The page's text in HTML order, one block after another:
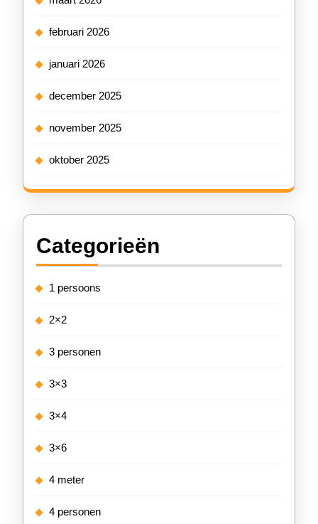
februari 2026
januari 2026
december 2025
november 2025
oktober 2025
Categorieën
1 persoons
2×2
3 personen
3×3
3×4
3×6
4 meter
4 personen